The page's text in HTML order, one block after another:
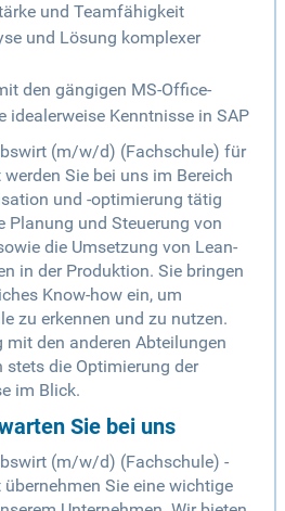
und Teamfähigkeit
und Lösung komplexer
den gängigen MS-Office-
idealerweise Kenntnisse in SAP
(m/w/d) (Fachschule) für
Sie bei uns im Bereich
und -optimierung tätig
Planung und Steuerung von
die Umsetzung von Lean-
in der Produktion. Sie bringen
Know-how ein, um
zu erkennen und zu nutzen.
mit den anderen Abteilungen
die Optimierung der
im Blick.
Sie bei uns
(m/w/d) (Fachschule) -
Sie eine wichtige